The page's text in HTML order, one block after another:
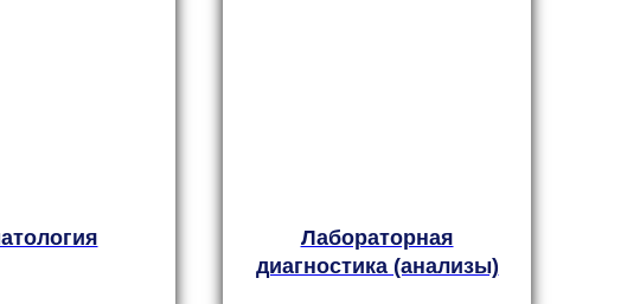
Лабораторная
диагностика (анализы)